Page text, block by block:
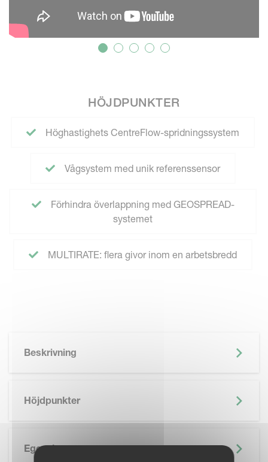
HÖJDPUNKTER
Höghastighets CentreFlow-spridningssystem
Vågsystem med unik referenssensor
Förhindra överlappning med GEOSPREAD-
systemet
MULTIRATE: flera givor inom en arbetsbredd
Beskrivning
Höjdpunkter
Egenskaper